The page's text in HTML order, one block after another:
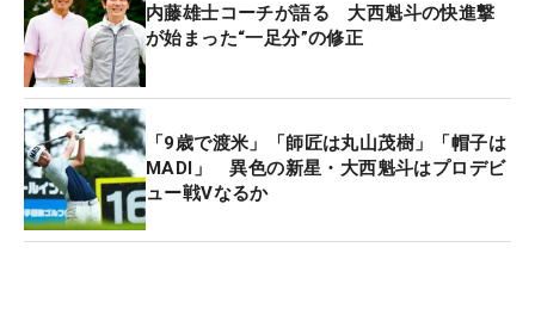
内藤雄士コーチが語る 大西魁斗の快進撃
が始まった“一足分”の修正
「9歳で渡米」「師匠は丸山茂樹」「帽子は
MADI」 異色の新星・大西魁斗はプロデビ
ュー戦Vなるか